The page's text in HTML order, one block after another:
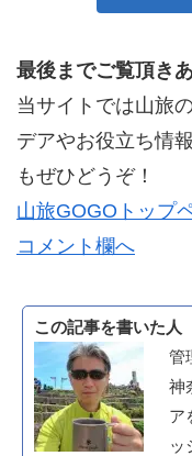
最後までご覧頂き
当サイトでは山旅
デアやお役立ち情
もぜひどうぞ！
山旅GOGOトップ
コメント欄へ
この記事を書いた人
管
神
ア
ッ